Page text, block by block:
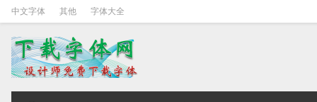
中文字体 其他 字体大全